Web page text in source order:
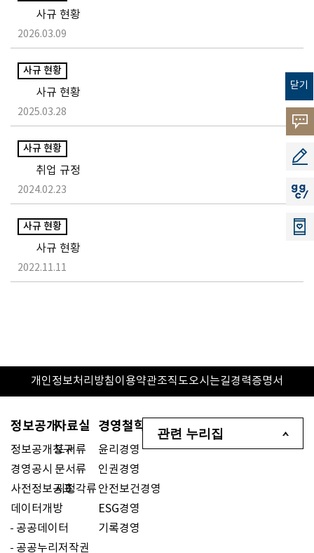
닫기
고객의
소리
공모
지지
사규 현황
2026.03.09
사규 현황
사규 현황
2025.03.28
사규 현황
취업 규정
2024.02.23
사규 현황
사규 현황
2022.11.11
개인정보처리방침이용약관조직도오시는길경력증명서
정보공개
정보공개청구
경영공시
사전정보공표
데이터개방
공공데이터
공공누리저작권
자료실
도서류
문서류
시청각류
경영철학
윤리경영
인권경영
안전보건경영
ESG경영
기록경영
관련 누리집